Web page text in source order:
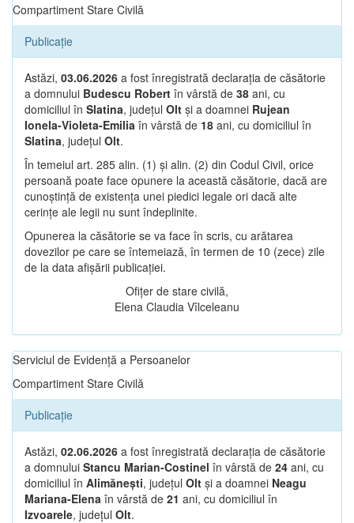
Compartiment Stare Civilă
Publicație
Astăzi, 03.06.2026 a fost înregistrată declarația de căsătorie
a domnului Budescu Robert în vârstă de 38 ani, cu
domiciliul în Slatina, județul Olt și a doamnei Rujean
Ionela-Violeta-Emilia în vârstă de 18 ani, cu domiciliul în
Slatina, județul Olt.
În temeiul art. 285 alin. (1) și alin. (2) din Codul Civil, orice
persoană poate face opunere la această căsătorie, dacă are
cunoștință de existența unei piedici legale ori dacă alte
cerințe ale legii nu sunt îndeplinite.
Opunerea la căsătorie se va face în scris, cu arătarea
dovezilor pe care se întemeiază, în termen de 10 (zece) zile
de la data afișării publicației.
Ofițer de stare civilă,
Elena Claudia Vîlceleanu
Serviciul de Evidență a Persoanelor
Compartiment Stare Civilă
Publicație
Astăzi, 02.06.2026 a fost înregistrată declarația de căsătorie
a domnului Stancu Marian-Costinel în vârstă de 24 ani, cu
domiciliul în Alimănești, județul Olt și a doamnei Neagu
Mariana-Elena în vârstă de 21 ani, cu domiciliul în
Izvoarele, județul Olt.